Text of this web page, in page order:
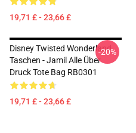
19,71 £ - 23,66 £
Disney Twisted Wonderland
Taschen - Jamil Alle Über
Druck Tote Bag RB0301
19,71 £ - 23,66 £
-20%